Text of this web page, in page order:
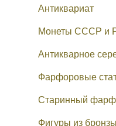
Антиквариат
Монеты СССР и
Антикварное
Фарфоровые
Старинный
Фигуры из